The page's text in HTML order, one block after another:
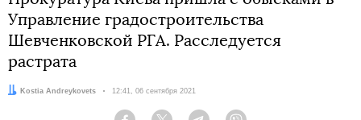
Управление градостроительства
Шевченковской РГА. Расследуется
растрата
Автор:Kostia Andreykovets Дата:
12:41, 06 сентября 2021